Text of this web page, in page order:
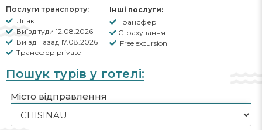
Інші послуги:
Трансфер
Страхування
Free excursion
Послуги транспорту:
Літак
Виїзд туди 12.08.2026
Виїзд назад 17.08.2026
Трансфер private
Пошук турів у готелі:
Місто відправлення